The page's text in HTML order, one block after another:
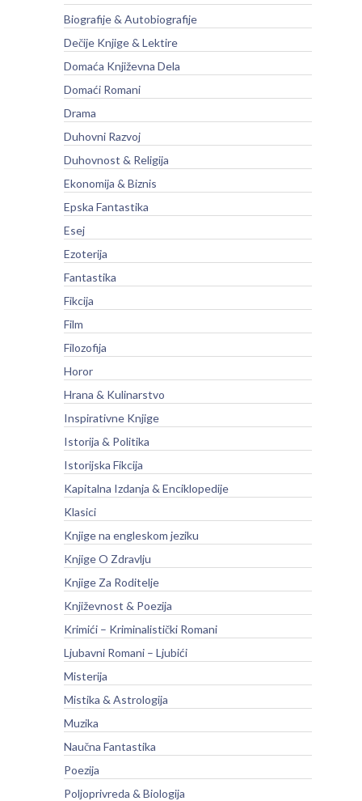
Biografije & Autobiografije
Dečije Knjige & Lektire
Domaća Književna Dela
Domaći Romani
Drama
Duhovni Razvoj
Duhovnost & Religija
Ekonomija & Biznis
Epska Fantastika
Esej
Ezoterija
Fantastika
Fikcija
Film
Filozofija
Horor
Hrana & Kulinarstvo
Inspirativne Knjige
Istorija & Politika
Istorijska Fikcija
Kapitalna Izdanja & Enciklopedije
Klasici
Knjige na engleskom jeziku
Knjige O Zdravlju
Knjige Za Roditelje
Književnost & Poezija
Krimići – Kriminalistički Romani
Ljubavni Romani – Ljubići
Misterija
Mistika & Astrologija
Muzika
Naučna Fantastika
Poezija
Poljoprivreda & Biologija